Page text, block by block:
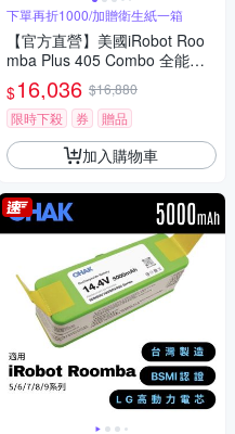
下單再折1000/加贈衛生紙一箱
【官方直營】美國iRobot Roo
mba Plus 405 Combo 全能旋
風掃拖機器人 總代理保固1+1
年
$16,036 $16,880
限時下殺
券 贈品
加入購物車